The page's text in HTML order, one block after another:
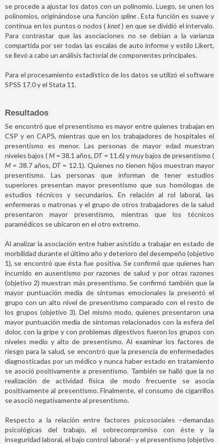
se procede a ajustar los datos con un polinomio. Luego, se unen los
polinomios, originándose una función spline. Esta función es suave y
continua en los puntos o nodos ( knot) en que se dividió el intervalo.
Para contrastar que las asociaciones no se debían a la varianza
compartida por ser todas las escalas de auto informe y estilo Likert,
se llevó a cabo un análisis factorial de componentes principales.
Para el procesamiento estadístico de los datos se utilizó el software
SPSS 17.0 y el Stata 11.
Resultados
Se encontró que el presentismo es mayor entre quienes trabajan en
CSP y en CAPS, mientras que en los trabajadores de hospitales el
presentismo es menor. Las personas de mayor edad muestran
niveles bajos (M = 38.1 años,DT= 11.6) y muy bajos de presentismo (
M = 38.7 años, DT= 12.1). Quienes no tienen hijos muestran mayor
presentismo. Las personas que informan de tener estudios
superiores presentan mayor presentismo que sus homólogas de
estudios técnicos y secundarios. En relación al rol laboral, las
enfermeras o matronas y el grupo de otros trabajadores de la salud
presentaron mayor presentismo, mientras que los técnicos
paramédicos se ubicaron en el otro extremo.
Al analizar la asociación entre haber asistido a trabajar en estado de
morbilidad durante el último año y deterioro del desempeño (objetivo
1), se encontró que ésta fue positiva. Se confirmó que quienes han
incurrido en ausentismo por razones de salud y por otras razones
(objetivo 2) muestran más presentismo. Se confirmó también que la
mayor puntuación media de síntomas emocionales la presentó el
grupo con un alto nivel de presentismo comparado con el resto de
los grupos (objetivo 3). Del mismo modo, quienes presentaron una
mayor puntuación media de síntomas relacionados con la esfera del
dolor, con la gripe y con problemas digestivos fueron los grupos con
niveles medio y alto de presentismo. Al examinar los factores de
riesgo para la salud, se encontró que la presencia de enfermedades
diagnosticadas por un médico y nunca haber estado en tratamiento
se asoció positivamente a presentismo. También se halló que la no
realización de actividad física de modo frecuente se asocia
positivamente al presentismo. Finalmente, el consumo de cigarrillos
se asoció negativamente al presentismo.
Respecto a la relación entre factores psicosociales –demandas
psicológicas del trabajo, el sobrecompromiso con éste y la
inseguridad laboral, el bajo control laboral– y el presentismo (objetivo